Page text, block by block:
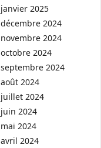
janvier 2025
décembre 2024
novembre 2024
octobre 2024
septembre 2024
août 2024
juillet 2024
juin 2024
mai 2024
avril 2024